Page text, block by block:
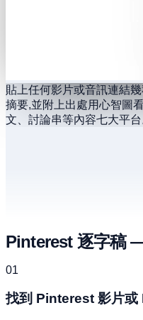
貼上任何影片或音訊連結
摘要,並附上出處用心智圖
文、討論串等內容七大平台
Pinterest 逐字稿
01
找到 Pinterest 影片或